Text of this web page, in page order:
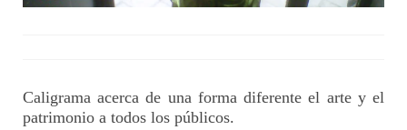
Caligrama acerca de una forma diferente el arte y el
patrimonio a todos los públicos.